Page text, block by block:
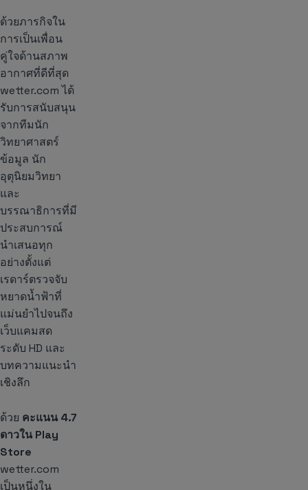
ด้วยภารกิจใน
การเป็นเพื่อน
คู่ใจด้านสภาพ
อากาศที่ดีที่สุด
wetter.com ได้
รับการสนับสนุน
จากทีมนัก
วิทยาศาสตร์
ข้อมูล นัก
อุตุนิยมวิทยา
และ
บรรณาธิการที่มี
ประสบการณ์
นำเสนอทุก
อย่างตั้งแต่
เรดาร์ตรวจจับ
หยาดน้ำฟ้าที่
แม่นยำไปจนถึง
เว็บแคมสด
ระดับ HD และ
บทความแนะนำ
เชิงลึก
ด้วย คะแนน 4.7
ดาวใน Play
Store
wetter.com
เป็นหนึ่งใน